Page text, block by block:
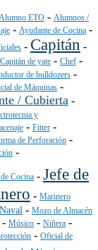
ETO - Alumnos /
- Ayudante de Cocina -
- Capitán -
Capitán de yate - Chef -
de bulldozers -
de Máquinas -
/ Cubierta -
y
- Fitter -
de Perforación -
-
Cocina - Jefe de
- Marinero
- Mozo de Almacén
- Músico - Niñera -
- Oficial de